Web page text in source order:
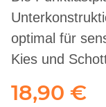
optimal für
Kies und
18,90 €